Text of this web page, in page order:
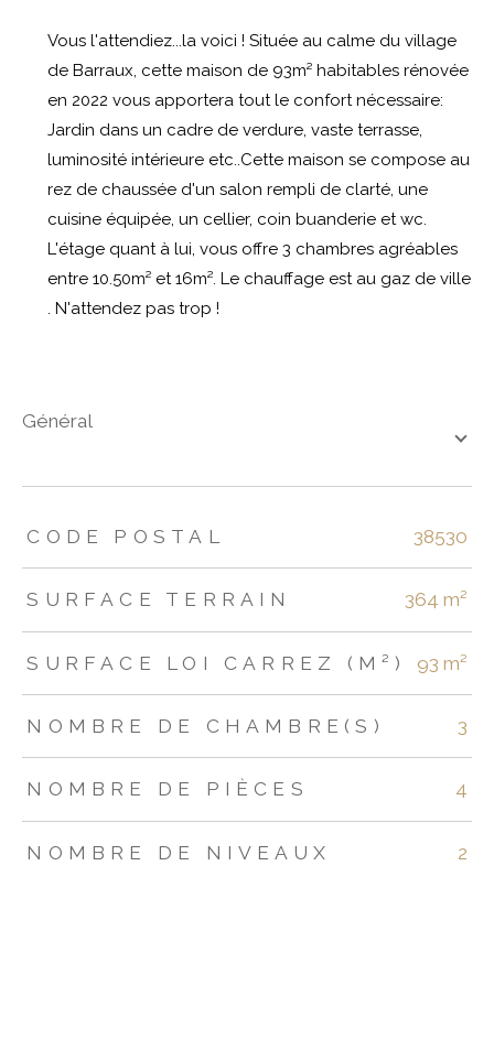
Vous l'attendiez...la voici ! Située au calme du village
de Barraux, cette maison de 93m² habitables rénovée
en 2022 vous apportera tout le confort nécessaire:
Jardin dans un cadre de verdure, vaste terrasse,
luminosité intérieure etc..Cette maison se compose au
rez de chaussée d'un salon rempli de clarté, une
cuisine équipée, un cellier, coin buanderie et wc.
L'étage quant à lui, vous offre 3 chambres agréables
entre 10.50m² et 16m². Le chauffage est au gaz de ville
. N'attendez pas trop !
général
TRAD_ZEPHYR_Caracteristique TRAD_ZEPHYR_Valeurs
CODE POSTAL 38530
SURFACE TERRAIN 364 m²
SURFACE LOI CARREZ (M²) 93 m²
NOMBRE DE CHAMBRE(S) 3
NOMBRE DE PIÈCES 4
NOMBRE DE NIVEAUX 2